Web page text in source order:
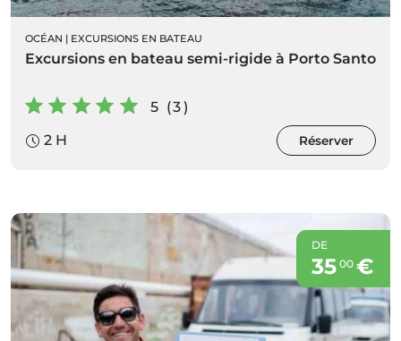
OCÉAN | EXCURSIONS EN BATEAU
Excursions en bateau semi-rigide à Porto Santo
5 (3)
2 H
Réserver
DE
35 00€